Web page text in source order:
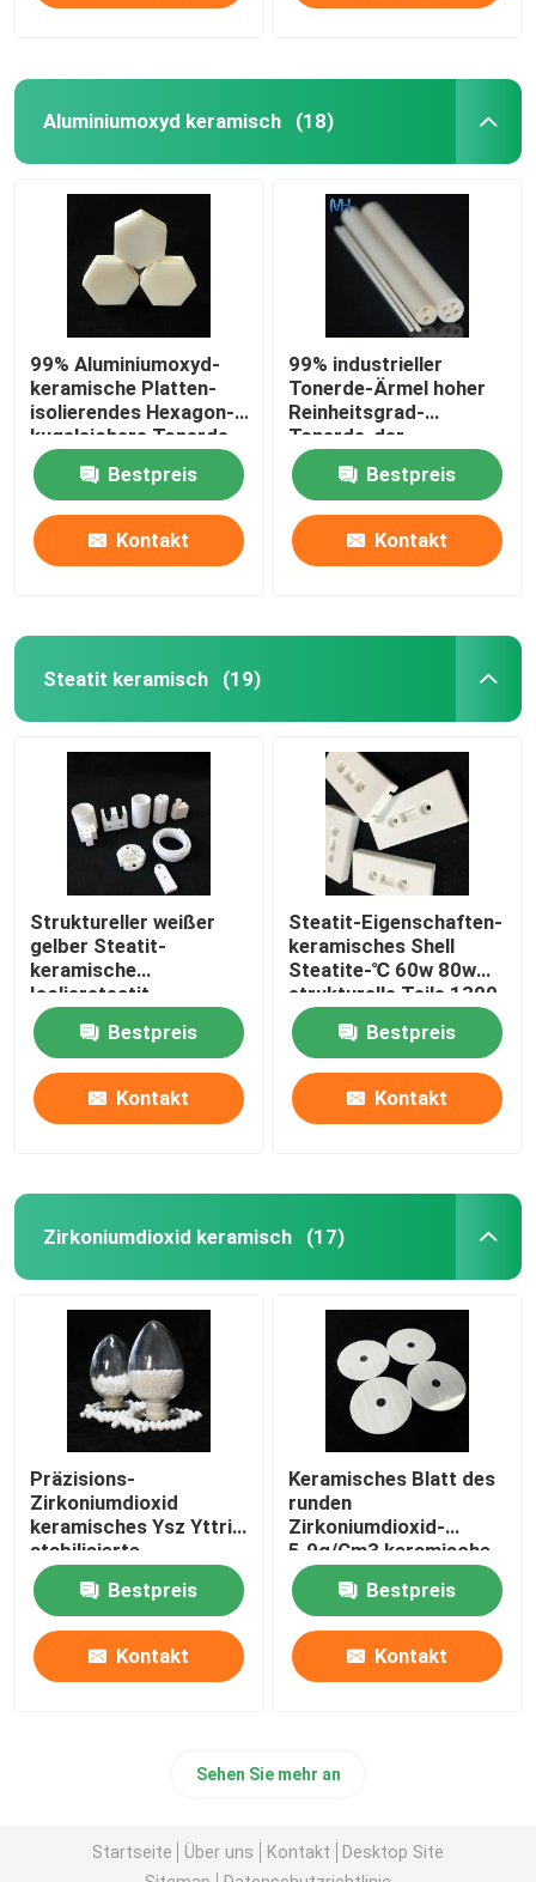
Aluminiumoxyd keramisch (18)
99% Aluminiumoxyd-
keramische Platten-
isolierendes Hexagon-
kugelsichere Tonerde-
keramisches Blatt
Bestpreis
Kontakt
99% industrieller
Tonerde-Ärmel hoher
Reinheitsgrad-
Tonerde-der
keramischen Rohr-
hohen Temperatur
Bestpreis
Kontakt
Steatit keramisch (19)
Struktureller weißer
gelber Steatit-
keramische
Isoliersteatit-
Eigenschaften-Teile
Bestpreis
Kontakt
Steatit-Eigenschaften-
keramisches Shell
Steatite-℃ 60w 80w
strukturelle Teile 1300
Bestpreis
Kontakt
Zirkoniumdioxid keramisch (17)
Präzisions-
Zirkoniumdioxid
keramisches Ysz Yttria
stabilisierte
keramische Perlen-
keramischen reibenden
Ball
Bestpreis
Kontakt
Keramisches Blatt des
runden
Zirkoniumdioxid-
5.9g/Cm3 keramische
Rasierklinge mit 1400
Grad
Bestpreis
Kontakt
Sehen Sie mehr an
Startseite Über uns Kontakt
Desktop Site